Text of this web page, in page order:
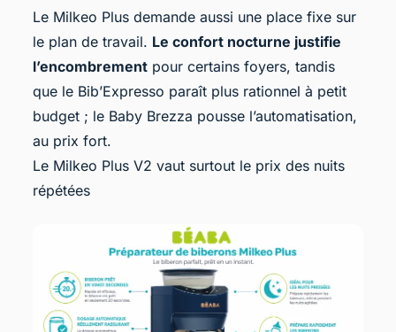
Le Milkeo Plus demande aussi une place fixe sur
le plan de travail. Le confort nocturne justifie
l’encombrementpour certains foyers, tandis
que le Bib’Expresso paraît plus rationnel à petit
budget ; le Baby Brezza pousse l’automatisation,
au prix fort.
Le Milkeo Plus V2 vaut surtout le prix des nuits
répétées